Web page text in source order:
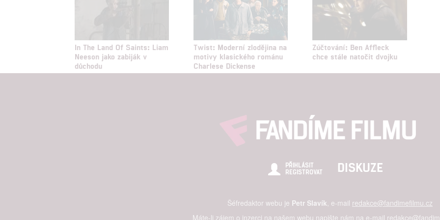
In The Land Of Saints: Liam
Neeson jako zabiják v
důchodu
Twist: Moderní zlodějina na
motivy klasického románu
Charlese Dickense
Zúčtování: Ben Affleck
chce stále natočit dvojku
PŘIHLÁSIT
REGISTROVAT
DISKUZE
Šéfredaktor webu je Petr Slavík , e-mail redakce@fandimefilmu.cz
Máte-li zájem o inzerci na našem webu napište nám na e-mail
Poskytování a zobrazování reklamy a obsahu